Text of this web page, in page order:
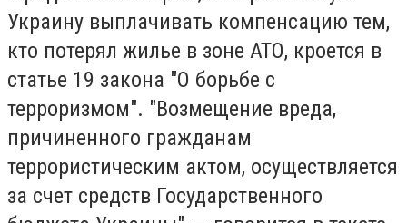
Украину выплачивать компенсацию тем,
кто потерял жилье в зоне АТО, кроется в
статье 19 закона "О борьбе с
терроризмом". "Возмещение вреда,
причиненного гражданам
террористическим актом, осуществляется
за счет средств Государственного